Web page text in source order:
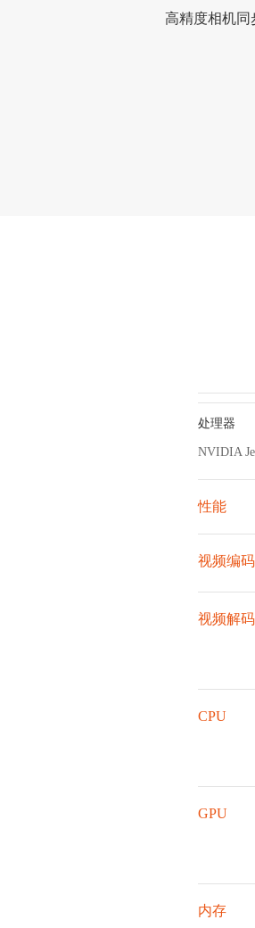
高精度相机同
处理器
NVIDIA
性能
视频编码
视频解码
CPU
GPU
内存